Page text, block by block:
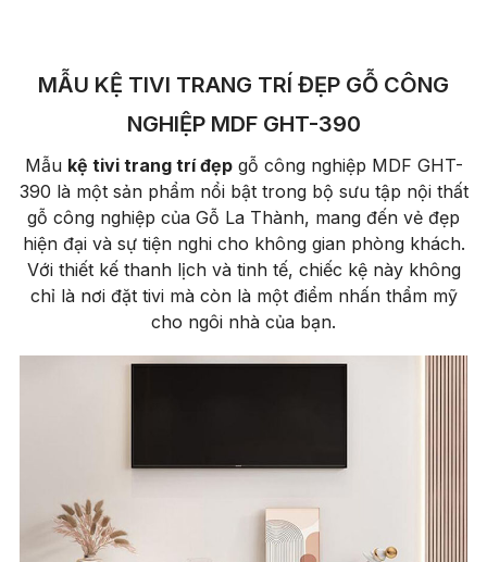
MẪU KỆ TIVI TRANG TRÍ ĐẸP GỖ CÔNG
NGHIỆP MDF GHT-390
Mẫu kệ tivi trang trí đẹpgỗ công nghiệp MDF GHT-
390 là một sản phẩm nổi bật trong bộ sưu tập nội thất
gỗ công nghiệp của Gỗ La Thành, mang đến vẻ đẹp
hiện đại và sự tiện nghi cho không gian phòng khách.
Với thiết kế thanh lịch và tinh tế, chiếc kệ này không
chỉ là nơi đặt tivi mà còn là một điểm nhấn thẩm mỹ
cho ngôi nhà của bạn.